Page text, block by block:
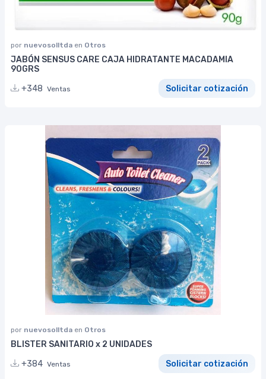
por nuevosolltda en Otros
JABÓN SENSUS CARE CAJA HIDRATANTE MACADAMIA
90GRS
+348 Ventas Solicitar cotización
por nuevosolltda en Otros
BLISTER SANITARIO x 2 UNIDADES
+384 Ventas Solicitar cotización